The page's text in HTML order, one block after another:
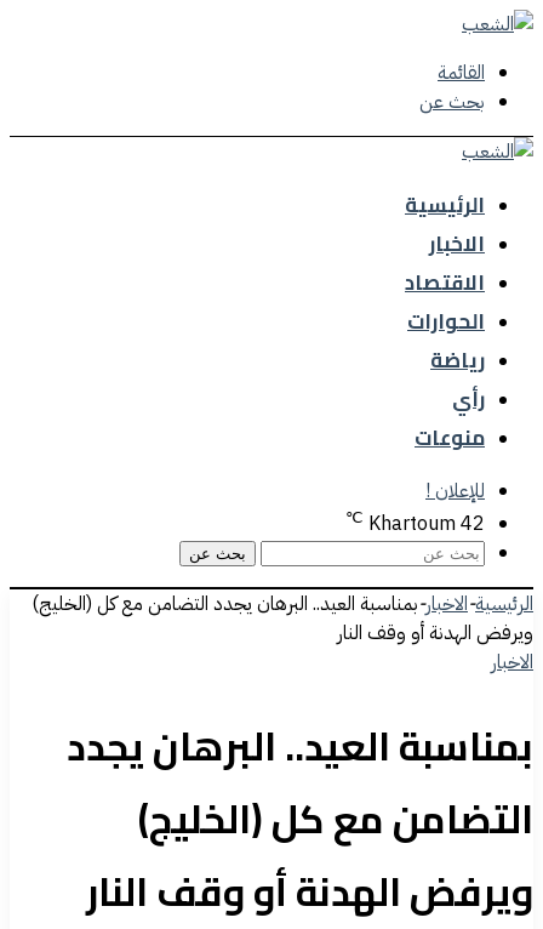
القائمة
بحث عن
الرئيسية
الاخبار
الاقتصاد
الحوارات
رياضة
رأي
منوعات
للإعلان !
Khartoum42
℃
بحث عن
الرئيسية-الاخبار-بمناسبة العيد.. البرهان يجدد التضامن مع كل (الخليج)
ويرفض الهدنة أو وقف النار
الاخبار
بمناسبة العيد.. البرهان يجدد
التضامن مع كل (الخليج)
ويرفض الهدنة أو وقف النار